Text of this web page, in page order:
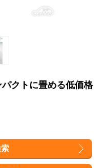
クトに畳める低価格